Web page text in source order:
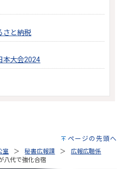
さと納税
本大会2024
ページの先頭へ
室 秘書広報課
広報広聴係
八代で強化合宿